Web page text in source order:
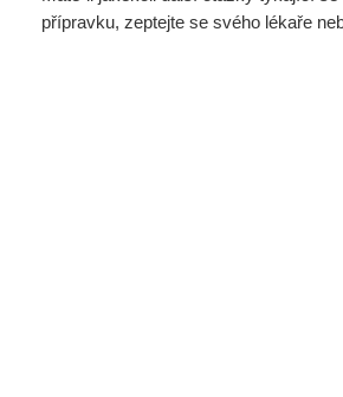
přípravku, zeptejte se svého lékaře